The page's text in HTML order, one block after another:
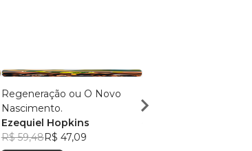
Regeneração ou O Novo
Nascimento.
Ezequiel Hopkins
R$ 59,48R$ 47,09
Ezequiel Hopkins